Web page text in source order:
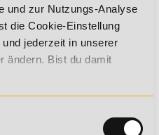
und zur Nutzungs-Analyse
die Cookie-Einstellung
jederzeit in unserer
ändern. Bist du damit